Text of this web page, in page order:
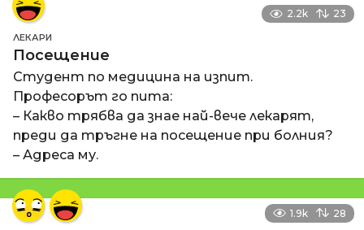
2.2k 23
ЛЕКАРИ
Посещение
Студент по медицина на изпит.
Професорът го пита:
– Какво трябва да знае най-вече лекарят,
преди да тръгне на посещение при болния?
– Адреса му.
1.9k 28